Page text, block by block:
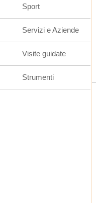
Sport
Servizi e Aziende
Visite guidate
Strumenti